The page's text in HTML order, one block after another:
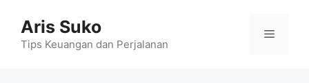
content
Aris Suko
Tips Keuangan dan Perjalanan
Menu